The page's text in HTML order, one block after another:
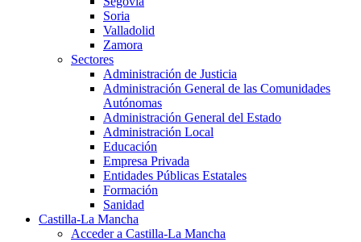
Soria
Valladolid
Zamora
Sectores
Administración de Justicia
Administración General de las Comunidades
Autónomas
Administración General del Estado
Administración Local
Educación
Empresa Privada
Entidades Públicas Estatales
Formación
Sanidad
Castilla-La Mancha
Acceder a Castilla-La Mancha